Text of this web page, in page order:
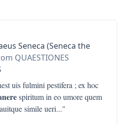
Seneca (Seneca the
QUAESTIONES
uis fulmini pestifera ; ex hoc
spiritum in eo umore quem
simile ueri..."